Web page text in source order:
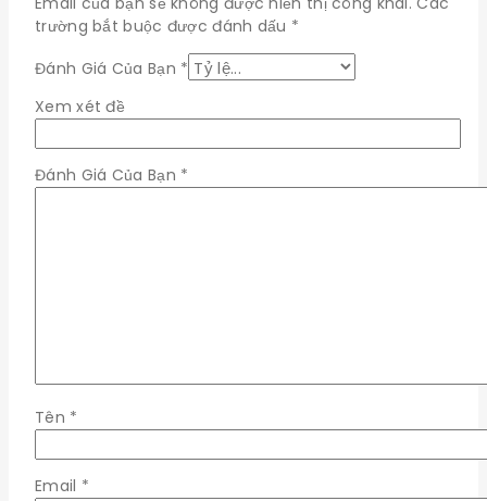
trường bắt buộc được đánh dấu *
Đánh Giá Của Bạn *
Xem xét đề
Đánh Giá Của Bạn *
Tên *
Email *